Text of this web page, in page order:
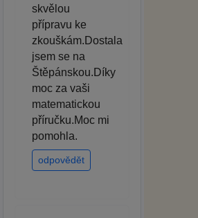
skvělou
přípravu ke
zkouškám.Dostala
jsem se na
Štěpánskou.Díky
moc za vaši
matematickou
příručku.Moc mi
pomohla.
odpovědět